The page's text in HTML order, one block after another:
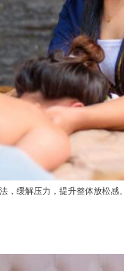
缓解压力，提升整体放松感。